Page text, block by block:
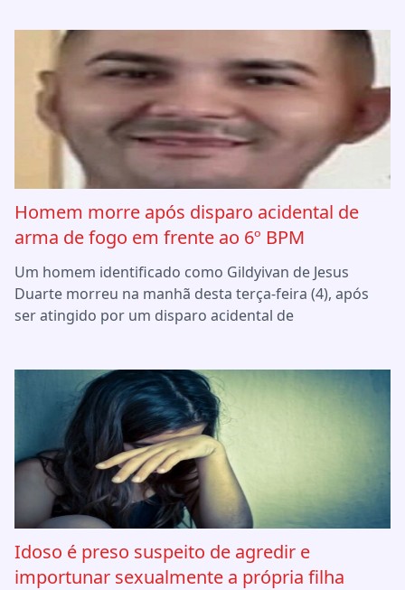
Homem morre após disparo acidental de
arma de fogo em frente ao 6º BPM
Um homem identificado como Gildyivan de Jesus
Duarte morreu na manhã desta terça-feira (4), após
ser atingido por um disparo acidental de
Idoso é preso suspeito de agredir e
importunar sexualmente a própria filha